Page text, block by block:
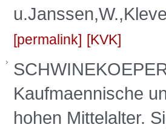
permalink KVK
Kaufmaennische
hohen Mittelalter.